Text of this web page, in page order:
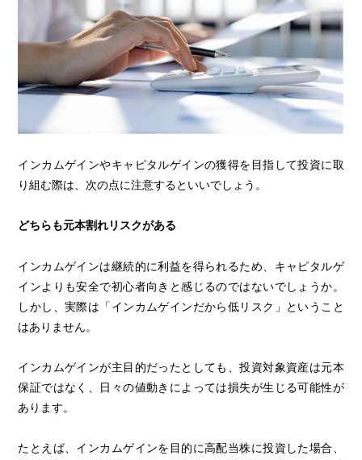
インカムゲインやキャピタルゲインの獲得を目指して投資に取
り組む際は、次の点に注意するといいでしょう。
どちらも元本割れリスクがある
インカムゲインは継続的に利益を得られるため、キャピタルゲ
インよりも安全で初心者向きと感じるのではないでしょうか。
しかし、実際は「インカムゲインだから低リスク」ということ
はありません。
インカムゲインが主目的だったとしても、投資対象資産は元本
保証ではなく、日々の値動きによっては損失が生じる可能性が
あります。
たとえば、インカムゲインを目的に高配当株に投資した場合、